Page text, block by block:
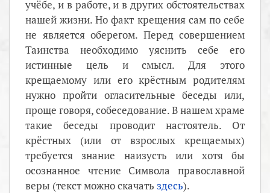
учёбе, и в работе, и в других обстоятельствах
нашей жизни. Но факт крещения сам по себе
не является оберегом. Перед совершением
Таинства необходимо уяснить себе его
истинные цель и смысл. Для этого
крещаемому или его крёстным родителям
нужно пройти огласительные беседы или,
проще говоря, собеседование. В нашем храме
такие беседы проводит настоятель. От
крёстных (или от взрослых крещаемых)
требуется знание наизусть или хотя бы
осознанное чтение Символа православной
веры (текст можно скачать здесь).